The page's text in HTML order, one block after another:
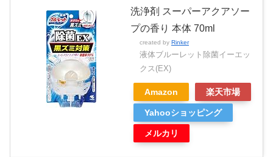
洗浄剤 スーパーアクアソー
プの香り 本体 70ml
created by Rinker
液体ブルーレット除菌イーエッ
クス(EX)
Amazon 楽天市場
Yahooショッピング
メルカリ